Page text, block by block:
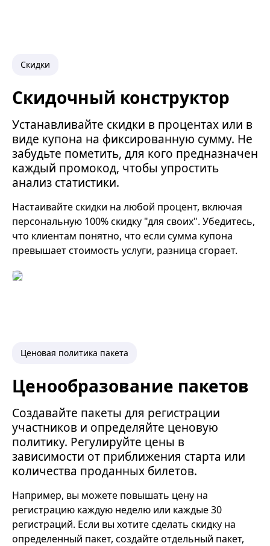
Скидки
Скидочный конструктор
Устанавливайте скидки в процентах или в
виде купона на фиксированную сумму. Не
забудьте пометить, для кого предназначен
каждый промокод, чтобы упростить
анализ статистики.
Настаивайте скидки на любой процент, включая
персональную 100% скидку "для своих". Убедитесь,
что клиентам понятно, что если сумма купона
превышает стоимость услуги, разница сгорает.
Ценовая политика пакета
Ценообразование пакетов
Создавайте пакеты для регистрации
участников и определяйте ценовую
политику. Регулируйте цены в
зависимости от приближения старта или
количества проданных билетов.
Например, вы можете повышать цену на
регистрацию каждую неделю или каждые 30
регистраций. Если вы хотите сделать скидку на
определенный пакет, создайте отдельный пакет,